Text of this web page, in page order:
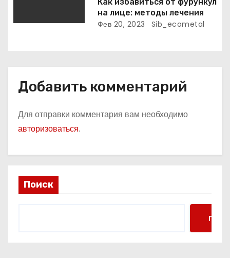
на лице: методы лечения
Фев 20, 2023 Sib_ecometal
Добавить комментарий
Для отправки комментария вам необходимо
авторизоваться.
Поиск
Поиск